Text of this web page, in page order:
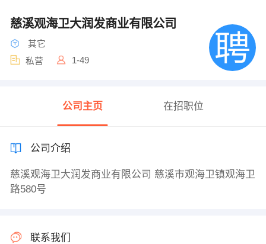
慈溪观海卫大润发商业有限公司
其它
私营
1-49
公司主页 在招职位
公司介绍
慈溪观海卫大润发商业有限公司 慈溪市观海卫镇观海卫
路580号
联系我们